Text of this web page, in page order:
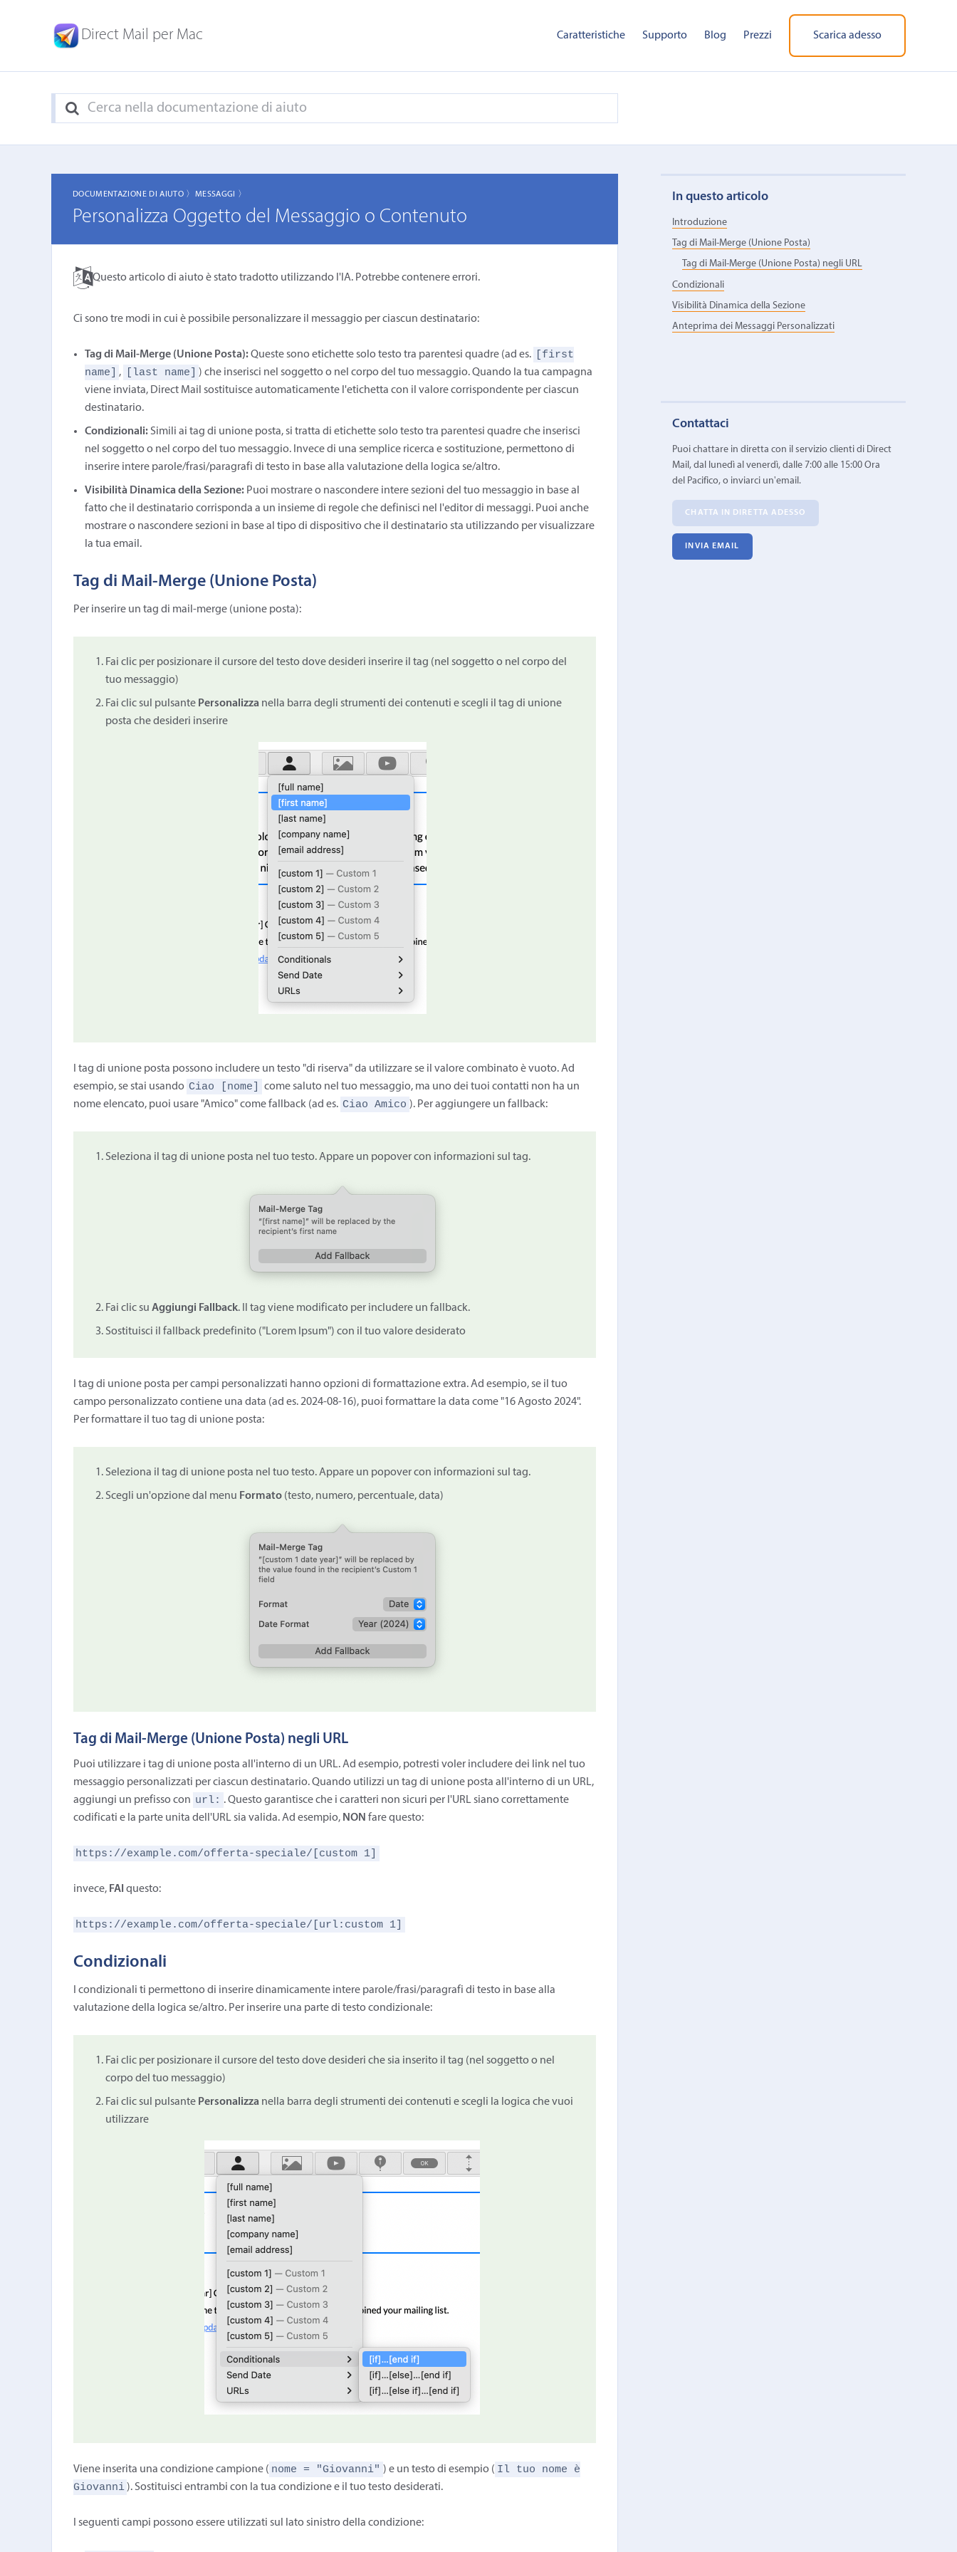
Direct Mail per Mac Caratteristiche Supporto Blog Prezzi Scarica adesso
DOCUMENTAZIONE DI AIUTO 〉 MESSAGGI 〉
Personalizza Oggetto del Messaggio o Contenuto
Questo articolo di aiuto è stato tradotto utilizzando l'IA. Potrebbe contenere errori.
Ci sono tre modi in cui è possibile personalizzare il messaggio per ciascun destinatario:
Tag di Mail-Merge (Unione Posta):Queste sono etichette solo testo tra parentesi quadre (ad es.
[first
name] , [last name] ) che inserisci nel soggetto o nel corpo del tuo messaggio. Quando la tua campagna
viene inviata, Direct Mail sostituisce automaticamente l'etichetta con il valore corrispondente per ciascun
destinatario.
Condizionali:Simili ai tag di unione posta, si tratta di etichette solo testo tra parentesi quadre che inserisci
nel soggetto o nel corpo del tuo messaggio. Invece di una semplice ricerca e sostituzione, permettono di
inserire intere parole/frasi/paragrafi di testo in base alla valutazione della logica se/altro.
Visibilità Dinamica della Sezione:Puoi mostrare o nascondere intere sezioni del tuo messaggio in base al
fatto che il destinatario corrisponda a un insieme di regole che definisci nel l'editor di messaggi. Puoi anche
mostrare o nascondere sezioni in base al tipo di dispositivo che il destinatario sta utilizzando per visualizzare
la tua email.
Tag di Mail-Merge (Unione Posta)
Per inserire un tag di mail-merge (unione posta):
Fai clic per posizionare il cursore del testo dove desideri inserire il tag (nel soggetto o nel corpo del
tuo messaggio)
Fai clic sul pulsante Personalizzanella barra degli strumenti dei contenuti e scegli il tag di unione
posta che desideri inserire
I tag di unione posta possono includere un testo "di riserva" da utilizzare se il valore combinato è vuoto. Ad
esempio, se stai usando Ciao [nome]
come saluto nel tuo messaggio, ma uno dei tuoi contatti non ha un
nome elencato, puoi usare "Amico" come fallback (ad es. Ciao Amico ). Per aggiungere un fallback:
Seleziona il tag di unione posta nel tuo testo. Appare un popover con informazioni sul tag.
Fai clic su Aggiungi Fallback. Il tag viene modificato per includere un fallback.
Sostituisci il fallback predefinito ("Lorem Ipsum") con il tuo valore desiderato
I tag di unione posta per campi personalizzati hanno opzioni di formattazione extra. Ad esempio, se il tuo
campo personalizzato contiene una data (ad es. 2024-08-16), puoi formattare la data come "16 Agosto 2024".
Per formattare il tuo tag di unione posta:
Seleziona il tag di unione posta nel tuo testo. Appare un popover con informazioni sul tag.
Scegli un'opzione dal menu Formato(testo, numero, percentuale, data)
Tag di Mail-Merge (Unione Posta) negli URL
Puoi utilizzare i tag di unione posta all'interno di un URL. Ad esempio, potresti voler includere dei link nel tuo
messaggio personalizzati per ciascun destinatario. Quando utilizzi un tag di unione posta all'interno di un URL,
aggiungi un prefisso con url: . Questo garantisce che i caratteri non sicuri per l'URL siano correttamente
codificati e la parte unita dell'URL sia valida. Ad esempio, NON fare questo:
https://example.com/offerta-speciale/[custom 1]
invece, FAI questo:
https://example.com/offerta-speciale/[url:custom 1]
Condizionali
I condizionali ti permettono di inserire dinamicamente intere parole/frasi/paragrafi di testo in base alla
valutazione della logica se/altro. Per inserire una parte di testo condizionale:
Fai clic per posizionare il cursore del testo dove desideri che sia inserito il tag (nel soggetto o nel
corpo del tuo messaggio)
Fai clic sul pulsante Personalizzanella barra degli strumenti dei contenuti e scegli la logica che vuoi
utilizzare
Viene inserita una condizione campione ( nome = "Giovanni" ) e un testo di esempio ( Il tuo nome è
Giovanni ). Sostituisci entrambi con la tua condizione e il tuo testo desiderati.
I seguenti campi possono essere utilizzati sul lato sinistro della condizione:
In questo articolo
Introduzione
Tag di Mail-Merge (Unione Posta)
Tag di Mail-Merge (Unione Posta) negli URL
Condizionali
Visibilità Dinamica della Sezione
Anteprima dei Messaggi Personalizzati
Contattaci
Puoi chattare in diretta con il servizio clienti di Direct
Mail, dal lunedì al venerdì, dalle 7:00 alle 15:00 Ora
del Pacifico, o inviarci un'email.
CHATTA IN DIRETTA ADESSO
INVIA EMAIL